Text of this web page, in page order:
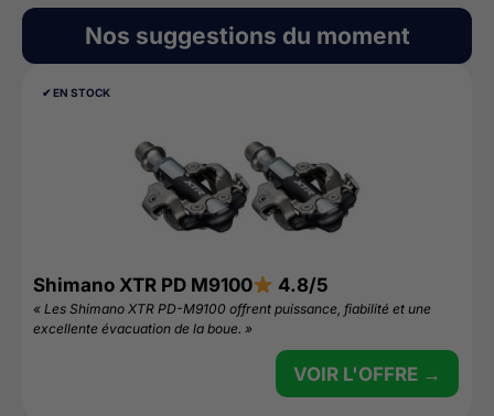
Nos suggestions du moment
✔︎ EN STOCK
Shimano XTR PD M9100 4.8/5
« Les Shimano XTR PD-M9100 offrent puissance, fiabilité et une
excellente évacuation de la boue. »
VOIR L'OFFRE →